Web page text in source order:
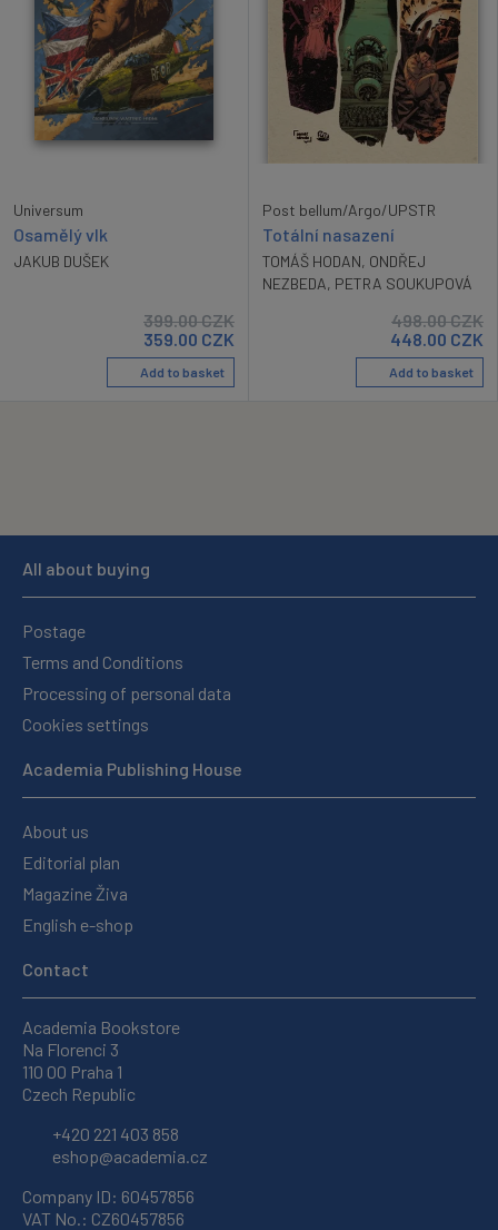
Universum
Osamělý vlk
JAKUB DUŠEK
399.00CZK
359.00 CZK
Add to basket
Post bellum/Argo/UPSTR
Totální nasazení
TOMÁŠ HODAN, ONDŘEJ
NEZBEDA, PETRA SOUKUPOVÁ
498.00CZK
448.00 CZK
Add to basket
All about buying
Postage
Terms and Conditions
Processing of personal data
Cookies settings
Academia Publishing House
About us
Editorial plan
Magazine Živa
English e-shop
Contact
Academia Bookstore
Na Florenci 3
110 00 Praha 1
Czech Republic
+420 221 403 858
eshop@academia.cz
Company ID: 60457856
VAT No.: CZ60457856